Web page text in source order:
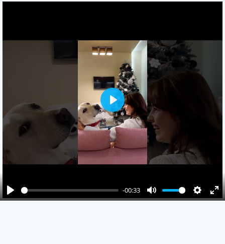
Play
-00:33
Mute
Play